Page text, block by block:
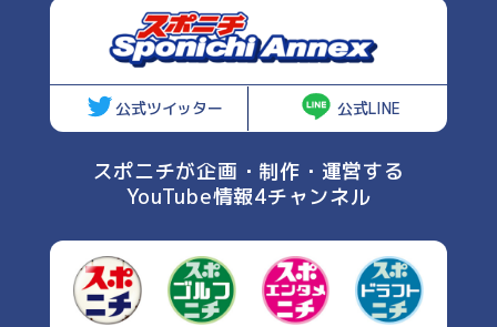
公式ツイッター 公式LINE
スポニチが企画・制作・運営する
YouTube情報4チャンネル